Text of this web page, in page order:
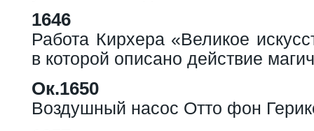
1646
Работа Кирхера «Великое
в которой описано действие
Ок.1650
Воздушный насос Отто фон